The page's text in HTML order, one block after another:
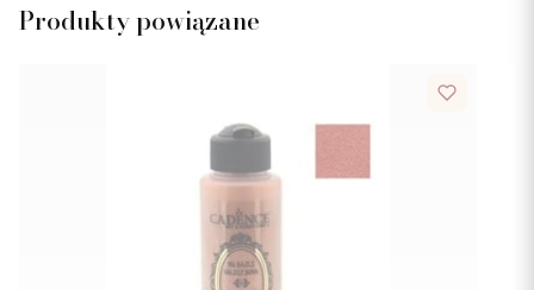
Produkty powiązane